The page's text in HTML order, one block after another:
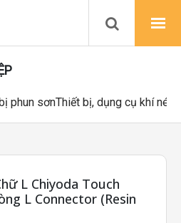
phun sơnThiết bị, dụng cụ khí nén
L Chiyoda Touch
L Connector (Resin